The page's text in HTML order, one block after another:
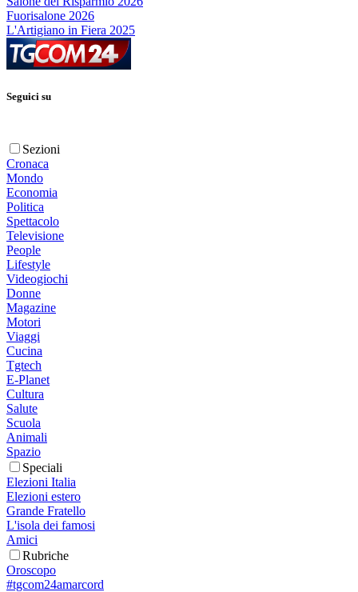
Fuorisalone 2026
L'Artigiano in Fiera 2025
Seguici su
Sezioni
Cronaca
Mondo
Economia
Politica
Spettacolo
Televisione
People
Lifestyle
Videogiochi
Donne
Magazine
Motori
Viaggi
Cucina
Tgtech
E-Planet
Cultura
Salute
Scuola
Animali
Spazio
Speciali
Elezioni Italia
Elezioni estero
Grande Fratello
L'isola dei famosi
Amici
Rubriche
Oroscopo
#tgcom24amarcord